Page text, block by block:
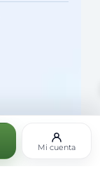
Mi cuenta